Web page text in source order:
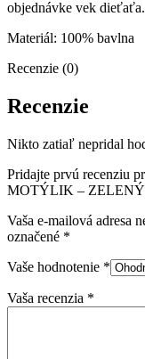
objednávke vek dieťaťa.
Materiál: 100% bavlna
Recenzie (0)
Recenzie
Nikto zatiaľ nepridal
Pridajte prvú recenziu
MOTÝLIK –
Vaša e-mailová adresa
označené *
Vaše hodnotenie *
Vaša recenzia *